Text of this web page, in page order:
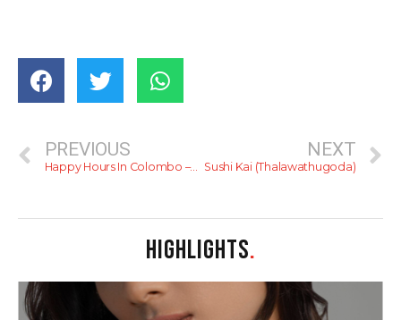
PREVIOUS
Happy Hours In Colombo – 2020 (Post-lockdown Edition)
NEXT
Sushi Kai (Thalawathugoda)
HIGHLIGHTS.